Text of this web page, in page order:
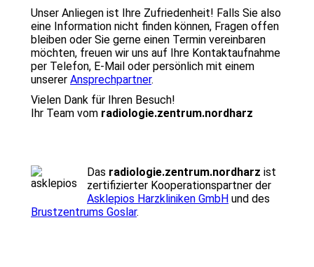
Unser Anliegen ist Ihre Zufriedenheit! Falls Sie also
eine Information nicht finden können, Fragen offen
bleiben oder Sie gerne einen Termin vereinbaren
möchten, freuen wir uns auf Ihre Kontaktaufnahme
per Telefon, E-Mail oder persönlich mit einem
unserer Ansprechpartner.
Vielen Dank für Ihren Besuch!
Ihr Team vom radiologie.zentrum.nordharz
Das radiologie.zentrum.nordharz ist
zertifizierter Kooperationspartner der
Asklepios Harzkliniken GmbH und des
Brustzentrums Goslar.